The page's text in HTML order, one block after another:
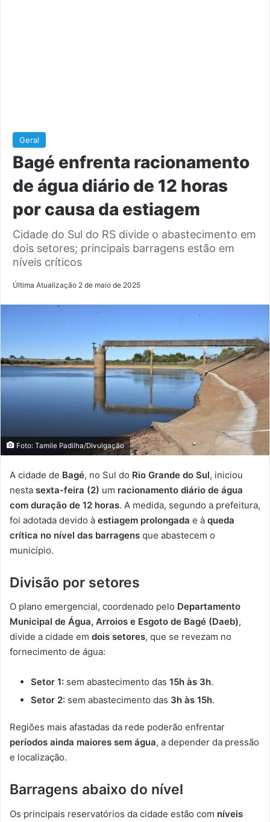
Geral
Bagé enfrenta racionamento
de água diário de 12 horas
por causa da estiagem
Cidade do Sul do RS divide o abastecimento em
dois setores; principais barragens estão em
níveis críticos
Última Atualização 2 de maio de 2025
Foto: Tamile Padilha/Divulgação
A cidade de Bagé, no Sul do Rio Grande do Sul, iniciou
nesta sexta-feira (2) um racionamento diário de água
com duração de 12 horas. A medida, segundo a prefeitura,
foi adotada devido à estiagem prolongada e à queda
crítica no nível das barragens que abastecem o
município.
Divisão por setores
O plano emergencial, coordenado pelo Departamento
Municipal de Água, Arroios e Esgoto de Bagé (Daeb),
divide a cidade em dois setores, que se revezam no
fornecimento de água:
Setor 1: sem abastecimento das 15h às 3h.
Setor 2: sem abastecimento das 3h às 15h.
Regiões mais afastadas da rede poderão enfrentar
períodos ainda maiores sem água, a depender da pressão
e localização.
Barragens abaixo do nível
Os principais reservatórios da cidade estão com níveis